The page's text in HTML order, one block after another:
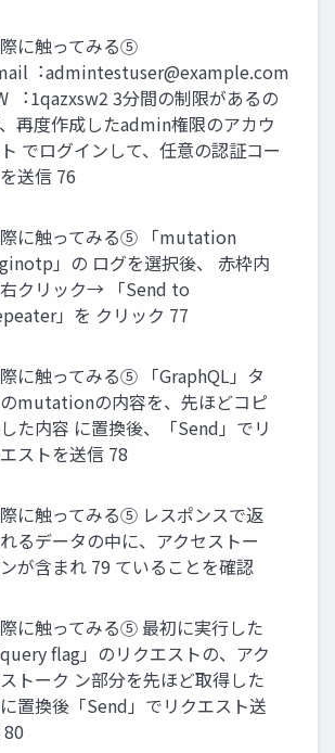
に触ってみる⑤
admintestuser@example.com
︓1qazxsw2 3分間の制限があるの
再度作成したadmin権限のアカウ
でログインして、任意の認証コー
送信 76
に触ってみる⑤ 「mutation
」の ログを選択後、 ⾚枠内
クリック→ 「Send to
」を クリック 77
に触ってみる⑤ 「GraphQL」タ
mutationの内容を、先ほどコピ
た内容 に置換後、「Send」でリ
ストを送信 78
に触ってみる⑤ レスポンスで返
るデータの中に、アクセストー
が含まれ 79 ていることを確認
に触ってみる⑤ 最初に実⾏した
query flag」のリクエストの、アク
トーク ン部分を先ほど取得した
置換後「Send」でリクエスト送